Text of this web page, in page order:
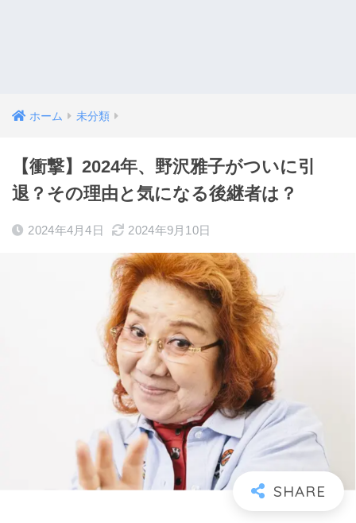
ホーム 未分類
【衝撃】2024年、野沢雅子がついに引
退？その理由と気になる後継者は？
2024年4月4日 2024年9月10日